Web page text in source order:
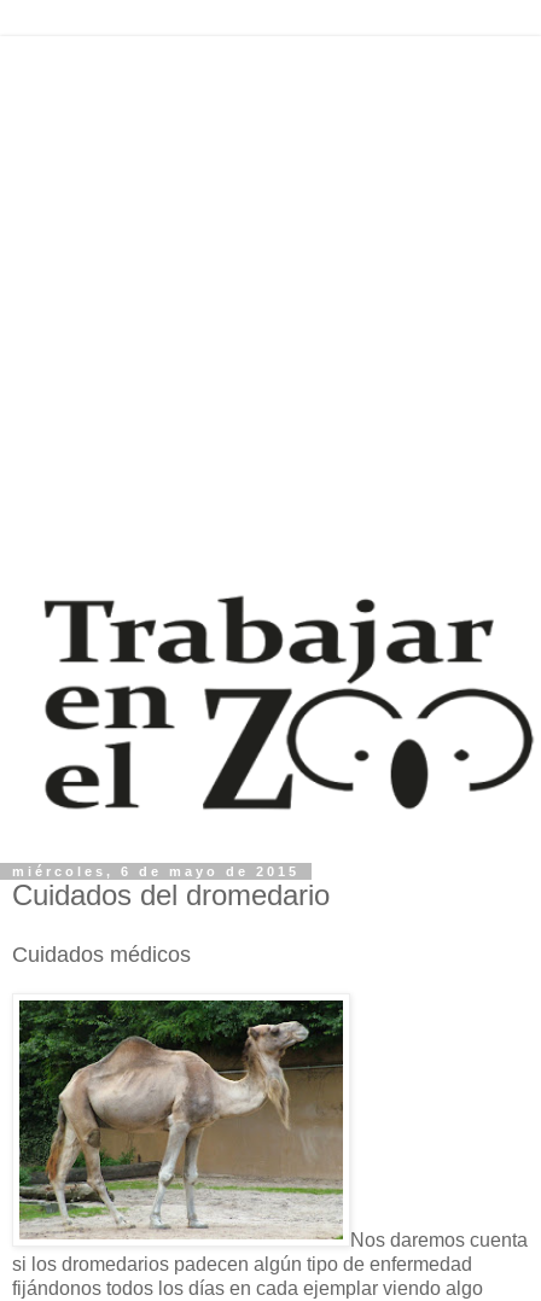
miércoles, 6 de mayo de 2015
Cuidados del dromedario
Cuidados médicos
Nos daremos cuenta
si los dromedarios padecen algún tipo de enfermedad
fijándonos todos los días en cada ejemplar viendo algo